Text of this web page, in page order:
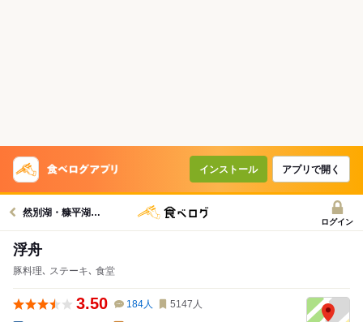
インストール アプリで開く
然別湖・糠平湖・足寄周辺グルメへ
ログイン
浮舟
豚料理､ ステーキ､ 食堂
3.50 184人 5147 人